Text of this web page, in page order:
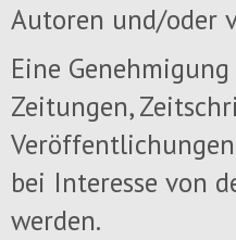
Autoren und/oder
Eine
Zeitungen,
bei Interesse von
werden.